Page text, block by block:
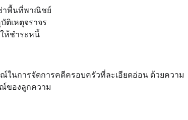
าพื้นที่พาณิชย์
ติเหตุจราจร
ห้ชำระหนี้
นการจัดการคดีครอบครัวที่ละเอียดอ่อน ด้วยความ
ณ์ของลูกความ